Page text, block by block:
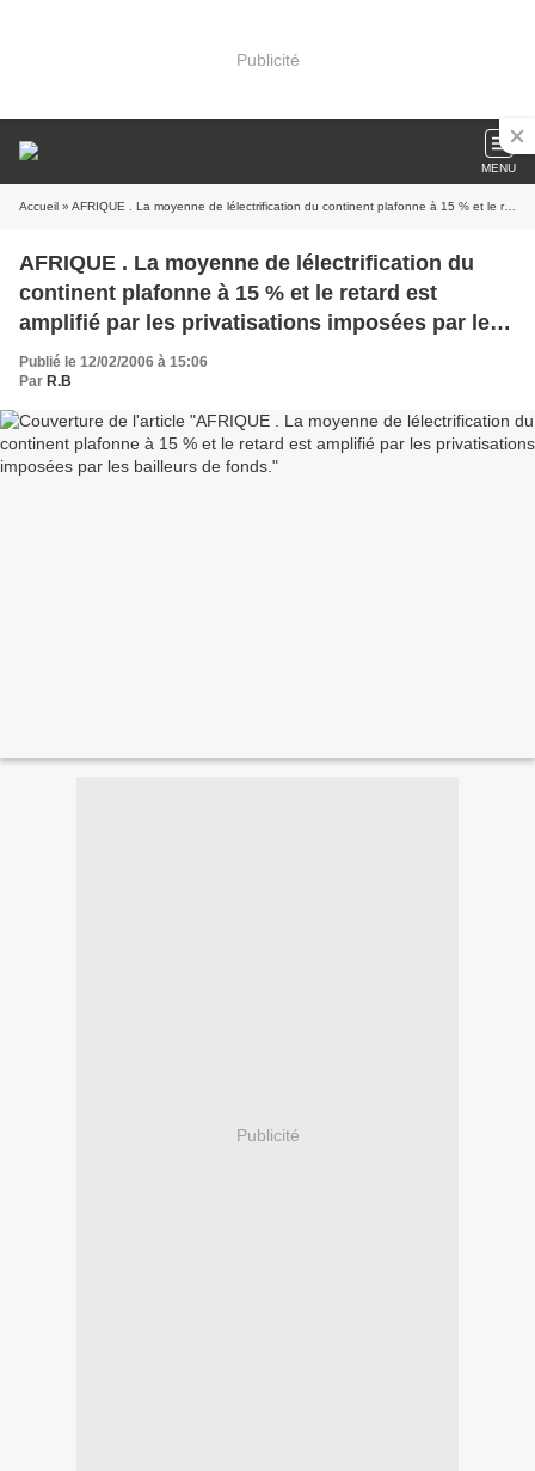
Publicité
MENU
Accueil » AFRIQUE . La moyenne de lélectrification du continent plafonne à 15 % et le retard est amplifié par les privatisations imposées par les bailleurs de fonds.
AFRIQUE . La moyenne de lélectrification du
continent plafonne à 15 % et le retard est
amplifié par les privatisations imposées par les
bailleurs de fonds.
Publié le 12/02/2006 à 15:06
Par R.B
Publicité